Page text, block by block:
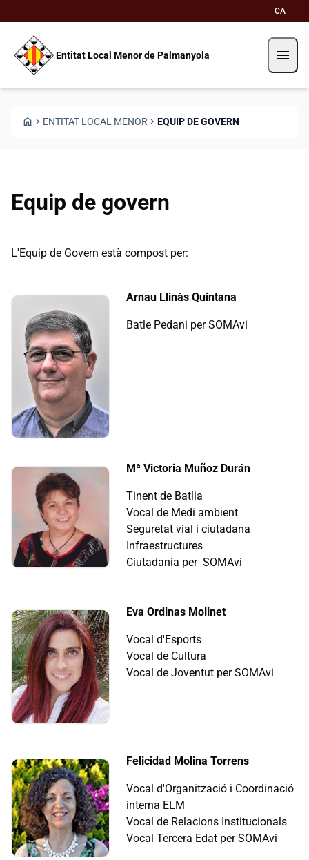
CA
Entitat Local Menor de Palmanyola menu
HOME CHEVRON_RIGHT ENTITAT LOCAL MENOR CHEVRON_RIGHT EQUIP DE GOVERN
Equip de govern
L'Equip de Govern està compost per:
Arnau Llinàs Quintana
Batle Pedani per SOMAvi
Mª Victoria Muñoz Durán
Tinent de Batlia
Vocal de Medi ambient
Seguretat vial i ciutadana
Infraestructures
Ciutadania per SOMAvi
Eva Ordinas Molinet
Vocal d'Esports
Vocal de Cultura
Vocal de Joventut per SOMAvi
Felicidad Molina Torrens
Vocal d'Organització i Coordinació
interna ELM
Vocal de Relacions Institucionals
Vocal Tercera Edat per SOMAvi